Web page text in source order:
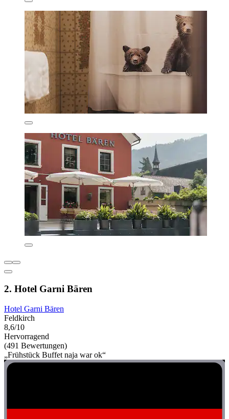
2. Hotel Garni Bären
Hotel Garni Bären
Feldkirch
8,6/10
Hervorragend
(491 Bewertungen)
„Frühstück Buffet naja war ok“